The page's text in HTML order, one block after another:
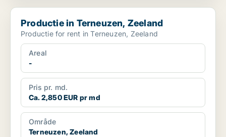
Productie in Terneuzen, Zeeland
Productie in Terneuzen, Zeeland
Productie for rent in Terneuzen, Zeeland
Areal
-
Pris pr. md.
Ca. 2,850 EUR pr md
Område
Terneuzen, Zeeland